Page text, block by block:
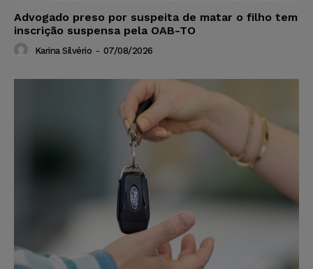
Advogado preso por suspeita de matar o filho tem
inscrição suspensa pela OAB-TO
Karina Silvério - 07/08/2026